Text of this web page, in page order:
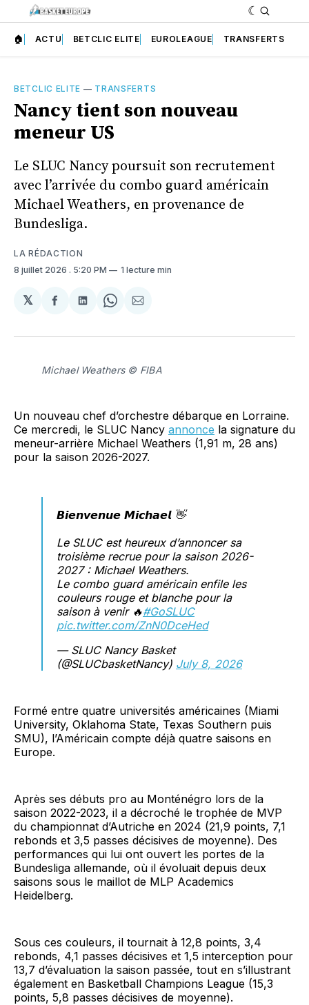
🏠 ACTU BETCLIC ELITE EUROLEAGUE TRANSFERTS
BETCLIC ELITE — TRANSFERTS
Nancy tient son nouveau
meneur US
Le SLUC Nancy poursuit son recrutement
avec l’arrivée du combo guard américain
Michael Weathers, en provenance de
Bundesliga.
LA RÉDACTION
8 juillet 2026 . 5:20 PM 1 lecture min
𝕏
Partager
Facebook
Partager
LinkedIn
Share
WhatsApp
Partager
Courriel
Michael Weathers © FIBA
Un nouveau chef d’orchestre débarque en Lorraine.
Ce mercredi, le SLUC Nancy annonce la signature du
meneur-arrière Michael Weathers (1,91 m, 28 ans)
pour la saison 2026-2027.
𝘽𝙞𝙚𝙣𝙫𝙚𝙣𝙪𝙚 𝙈𝙞𝙘𝙝𝙖𝙚𝙡 👋
Le SLUC est heureux d’annoncer sa
troisième recrue pour la saison 2026-
2027 : Michael Weathers.
Le combo guard américain enfile les
couleurs rouge et blanche pour la
saison à venir 🔥#GoSLUC
pic.twitter.com/ZnN0DceHed
— SLUC Nancy Basket
(@SLUCbasketNancy) July 8, 2026
Formé entre quatre universités américaines (Miami
University, Oklahoma State, Texas Southern puis
SMU), l’Américain compte déjà quatre saisons en
Europe.
Après ses débuts pro au Monténégro lors de la
saison 2022-2023, il a décroché le trophée de MVP
du championnat d’Autriche en 2024 (21,9 points, 7,1
rebonds et 3,5 passes décisives de moyenne). Des
performances qui lui ont ouvert les portes de la
Bundesliga allemande, où il évoluait depuis deux
saisons sous le maillot de MLP Academics
Heidelberg.
Sous ces couleurs, il tournait à 12,8 points, 3,4
rebonds, 4,1 passes décisives et 1,5 interception pour
13,7 d’évaluation la saison passée, tout en s’illustrant
également en Basketball Champions League (15,3
points, 5,8 passes décisives de moyenne).